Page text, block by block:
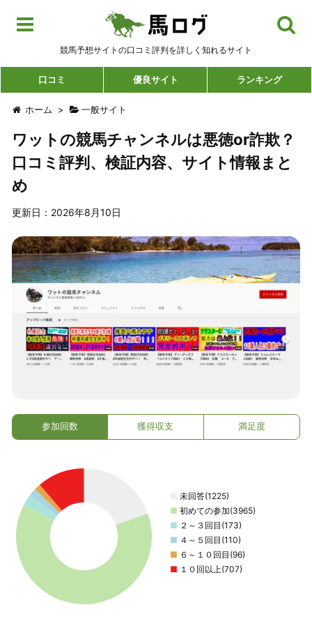
競馬予想サイトの口コミ評判を詳しく知れるサイト
口コミ 優良サイト ランキング
ホーム > 一般サイト
ワットの競馬チャンネルは悪徳or詐欺？
口コミ評判、検証内容、サイト情報まと
め
更新日：2026年8月10日
参加回数 獲得収支 満足度
未回答(1225)
■ 初めての参加(3965)
■ ２～３回目(173)
■ ４～５回目(110)
■ ６～１０回目(96)
■ １０回以上(707)